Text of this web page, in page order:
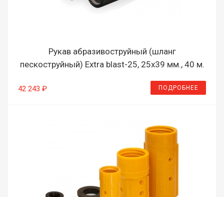
Рукав абразивоструйный (шланг
пескоструйный) Extra blast-25, 25х39 мм., 40 м.
42 243 ₽ ПОДРОБНЕЕ